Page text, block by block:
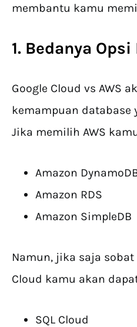
membantu kamu
1. Bedanya
Google Cloud vs AWS
kemampuan database
Jika memilih AWS
Amazon
Amazon RDS
Amazon SimpleDB
Namun, jika saja
Cloud kamu akan
SQL Cloud